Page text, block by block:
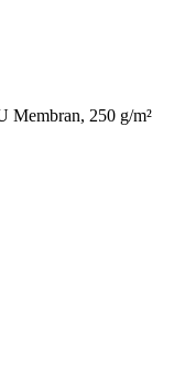
Membran, 250 g/m²